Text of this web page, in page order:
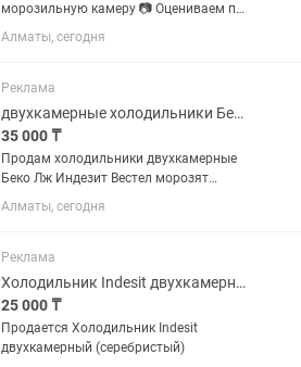
морозильную камеру 📷 Оцениваем по
фото 🚚 Заберем и увезем сами 💵
Деньги сразу Пишите или звоните
Алматы, сегодня
Реклама
двухкамерные холодильники Беко Лж
35 000 ₸
Продам холодильники двухкамерные
Беко Лж Индезит Вестел морозят
отлично р-н калкаман от 35000 и выше
Алматы, сегодня
Реклама
Холодильник Indesit двухкамерный (серебристый)
25 000 ₸
Продается Холодильник Indesit
двухкамерный (серебристый)